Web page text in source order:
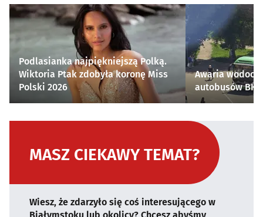
Podlasianka najpiękniejszą Polką.
Wiktoria Ptak zdobyła koronę Miss
Polski 2026
Awaria
autobusów
MASZ CIEKAWY TEMAT?
Wiesz, że zdarzyło się coś interesującego w
Białymstoku lub okolicy? Chcesz abyśmy